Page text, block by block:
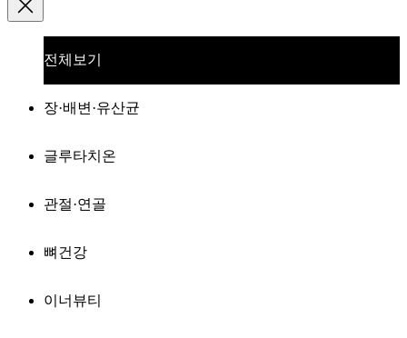
전체보기
장·배변·유산균
글루타치온
관절·연골
뼈건강
이너뷰티